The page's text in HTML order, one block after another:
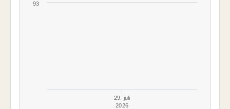
29. juli
2026
93